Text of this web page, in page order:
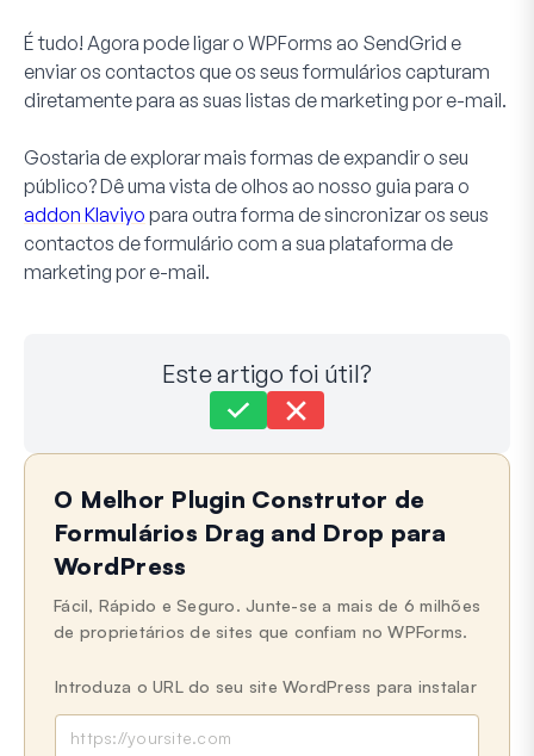
É tudo! Agora pode ligar o WPForms ao SendGrid e
enviar os contactos que os seus formulários capturam
diretamente para as suas listas de marketing por e-mail.
Gostaria de explorar mais formas de expandir o seu
público? Dê uma vista de olhos ao nosso guia para o
addon Klaviyo para outra forma de sincronizar os seus
contactos de formulário com a sua plataforma de
marketing por e-mail.
Este artigo foi útil?
Ainda preso?
Última Atualização em 30 de junho de 2026
O Melhor Plugin Construtor de
Formulários Drag and Drop para
WordPress
Fácil, Rápido e Seguro. Junte-se a mais de 6 milhões
de proprietários de sites que confiam no WPForms.
Introduza o URL do seu site WordPress para instalar